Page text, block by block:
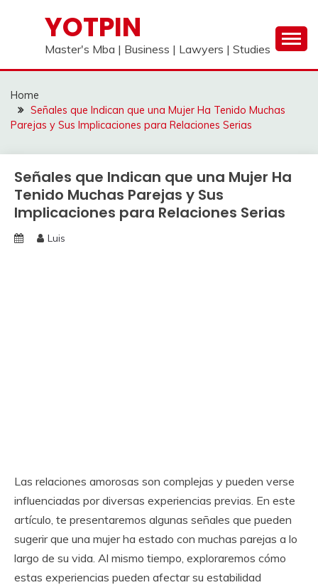
YOTPIN
Master's Mba | Business | Lawyers | Studies
Home
Señales que Indican que una Mujer Ha Tenido Muchas
Parejas y Sus Implicaciones para Relaciones Serias
Señales que Indican que una Mujer Ha
Tenido Muchas Parejas y Sus
Implicaciones para Relaciones Serias
Luis
Las relaciones amorosas son complejas y pueden verse
influenciadas por diversas experiencias previas. En este
artículo, te presentaremos algunas señales que pueden
sugerir que una mujer ha estado con muchas parejas a lo
largo de su vida. Al mismo tiempo, exploraremos cómo
estas experiencias pueden afectar su estabilidad